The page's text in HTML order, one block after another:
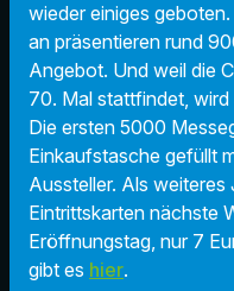
wieder einiges
an präsentieren rund
Angebot. Und weil die
70. Mal stattfindet,
Die ersten 5000
Einkaufstasche gefüllt
Aussteller. Als
Eintrittskarten nächste
Eröffnungstag, nur 7
gibt es hier.